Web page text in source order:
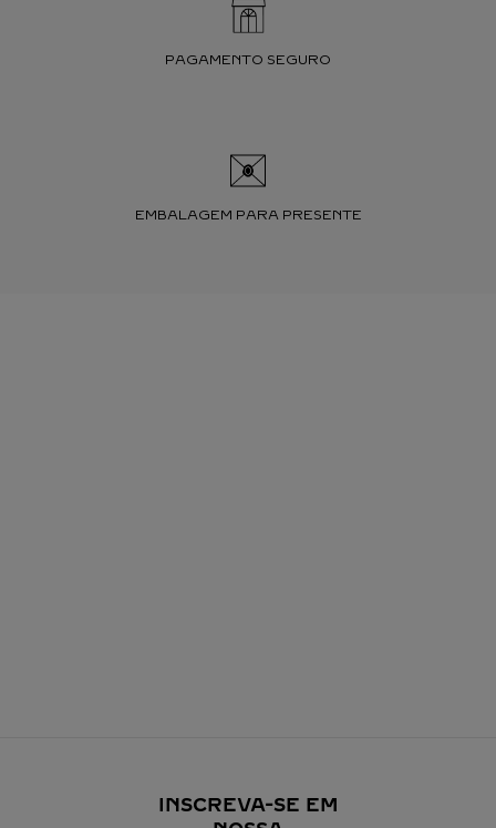
PAGAMENTO SEGURO
EMBALAGEM PARA PRESENTE
INSCREVA-SE EM